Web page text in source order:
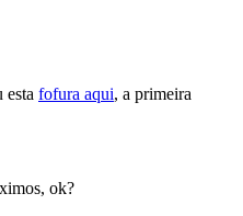
esta fofura aqui, a primeira
ok?